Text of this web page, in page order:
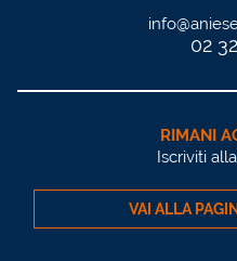
02
RIMANI
Iscriviti
VAI ALLA